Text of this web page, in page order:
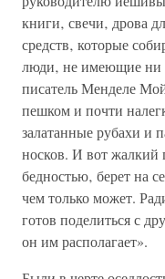
книги‚ свечи‚ дрова
средств‚ которые
люди‚ не имеющие ни
писатель Менделе
пешком и почти
залатанные рубахи
носков. И вот жалкий
бедностью‚ берет на
чем только может.
готов поделиться с
он им располагает».